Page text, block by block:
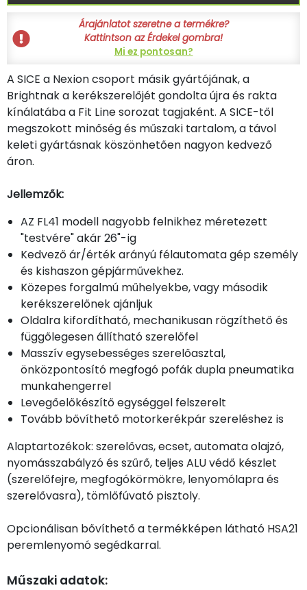
Árajánlatot szeretne a termékre?
Kattintson az Érdekel gombra!
Mi ez pontosan?
A SICE a Nexion csoport másik gyártójának, a
Brightnak a kerékszerelőjét gondolta újra és rakta
kínálatába a Fit Line sorozat tagjaként. A SICE-től
megszokott minőség és műszaki tartalom, a távol
keleti gyártásnak köszönhetően nagyon kedvező
áron.
Jellemzők:
AZ FL41 modell nagyobb felnikhez méretezett
"testvére" akár 26"-ig
Kedvező ár/érték arányú félautomata gép személy
és kishaszon gépjárművekhez.
Közepes forgalmú műhelyekbe, vagy második
kerékszerelőnek ajánljuk
Oldalra kifordítható, mechanikusan rögzíthető és
függőlegesen állítható szerelőfel
Masszív egysebességes szerelőasztal,
önközpontosító megfogó pofák dupla pneumatika
munkahengerrel
Levegőelőkészítő egységgel felszerelt
Tovább bővíthető motorkerékpár szereléshez is
Alaptartozékok: szerelővas, ecset, automata olajzó,
nyomásszabályzó és szűrő, teljes ALU védő készlet
(szerelőfejre, megfogókörmökre, lenyomólapra és
szerelővasra), tömlőfúvató pisztoly.
Opcionálisan bővíthető a termékképen látható HSA21
peremlenyomó segédkarral.
Műszaki adatok: